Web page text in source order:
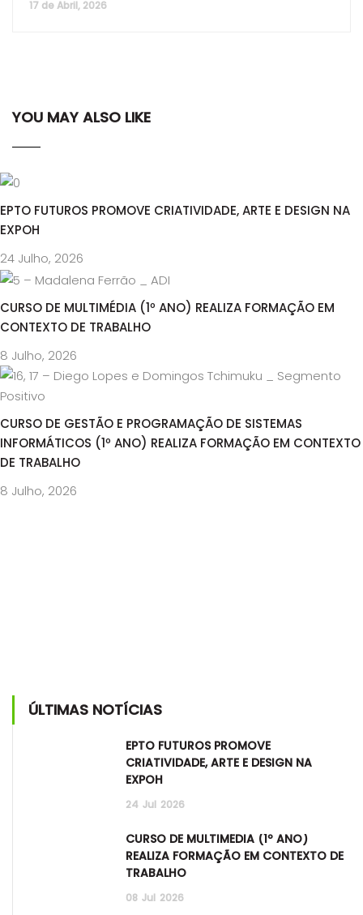
17 de Abril, 2026
YOU MAY ALSO LIKE
EPTO FUTUROS PROMOVE CRIATIVIDADE, ARTE E DESIGN NA
EXPOH
24 Julho, 2026
CURSO DE MULTIMÉDIA (1º ANO) REALIZA FORMAÇÃO EM
CONTEXTO DE TRABALHO
8 Julho, 2026
CURSO DE GESTÃO E PROGRAMAÇÃO DE SISTEMAS
INFORMÁTICOS (1º ANO) REALIZA FORMAÇÃO EM CONTEXTO
DE TRABALHO
8 Julho, 2026
ÚLTIMAS NOTÍCIAS
EPTO FUTUROS PROMOVE
CRIATIVIDADE, ARTE E DESIGN NA
EXPOH
24 Jul 2026
CURSO DE MULTIMÉDIA (1º ANO)
REALIZA FORMAÇÃO EM CONTEXTO DE
TRABALHO
08 Jul 2026